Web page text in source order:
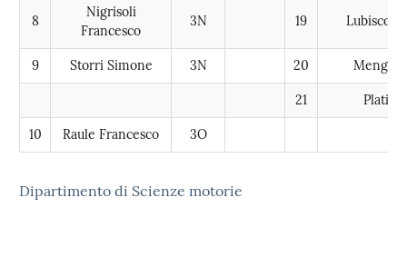
8
Nigrisoli
Francesco
3N 19 Lubisco
9 Storri Simone 3N 20 Mengoli
21 Plati
10 Raule Francesco 3O
Dipartimento di Scienze motorie